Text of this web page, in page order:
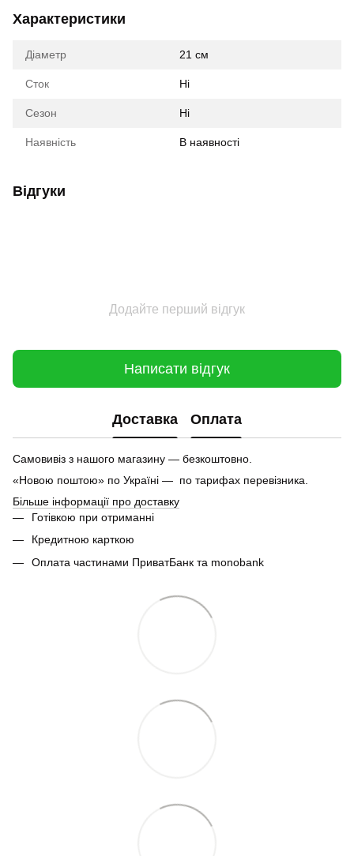
Характеристики
Діаметр 21 см
Сток Ні
Сезон Ні
Наявність В наявності
Відгуки
Додайте перший відгук
Написати відгук
Доставка Оплата
Самовивіз з нашого магазину — безкоштовно.
«Новою поштою» по Україні — по тарифах перевізника.
Більше інформації про доставку
Готівкою при отриманні
Кредитною карткою
Оплата частинами ПриватБанк та monobank